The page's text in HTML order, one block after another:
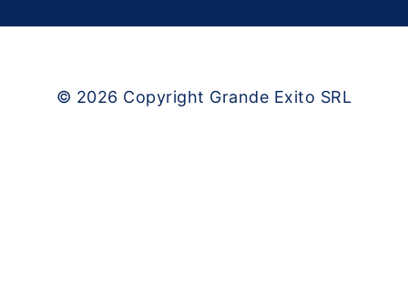
© 2026 Copyright Grande Exito SRL